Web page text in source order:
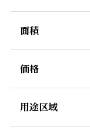
面積
価格
用途区域